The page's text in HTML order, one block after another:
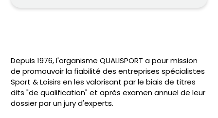
Depuis 1976, l'organisme QUALISPORT a pour mission
de promouvoir la fiabilité des entreprises spécialistes
Sport & Loisirs en les valorisant par le biais de titres
dits "de qualification" et après examen annuel de leur
dossier par un jury d'experts.